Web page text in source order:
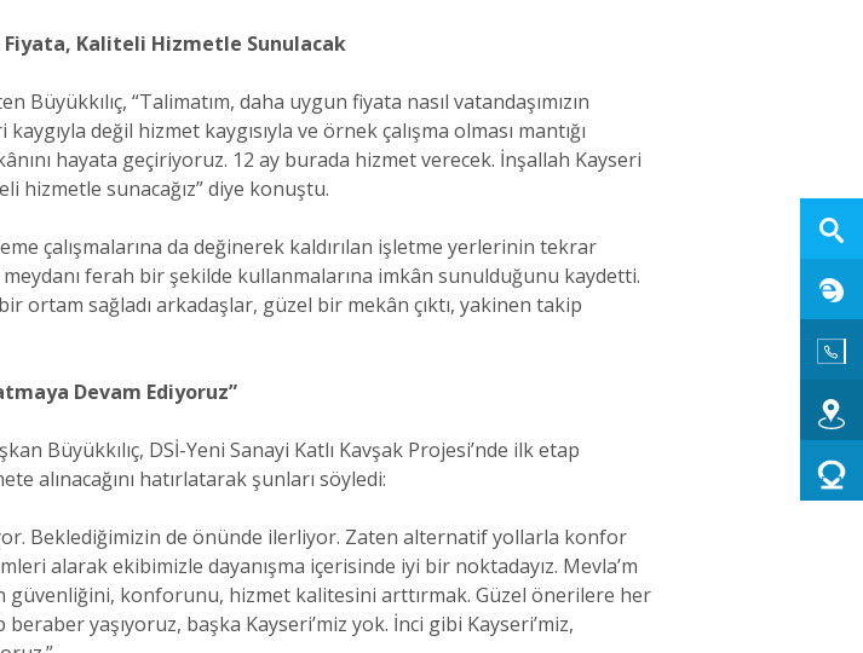
Fiyata, Kaliteli Hizmetle Sunulacak
Büyükkılıç, “Talimatım, daha uygun fiyata nasıl vatandaşımızın
değil hizmet kaygısıyla ve örnek çalışma olması mantığı
hayata geçiriyoruz. 12 ay burada hizmet verecek. İnşallah Kayseri
hizmetle sunacağız” diye konuştu.
çalışmalarına da değinerek kaldırılan işletme yerlerinin tekrar
ferah bir şekilde kullanmalarına imkân sunulduğunu kaydetti.
ortam sağladı arkadaşlar, güzel bir mekân çıktı, yakinen takip
Devam Ediyoruz”
Büyükkılıç, DSİ-Yeni Sanayi Katlı Kavşak Projesi’nde ilk etap
alınacağını hatırlatarak şunları söyledi:
Beklediğimizin de önünde ilerliyor. Zaten alternatif yollarla konfor
alarak ekibimizle dayanışma içerisinde iyi bir noktadayız. Mevla’m
güvenliğini, konforunu, hizmet kalitesini arttırmak. Güzel önerilere her
yaşıyoruz, başka Kayseri’miz yok. İnci gibi Kayseri’miz,